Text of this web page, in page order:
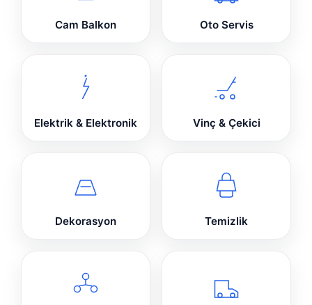
Cam Balkon Oto Servis
Elektrik & Elektronik Vinç & Çekici
Dekorasyon Temizlik